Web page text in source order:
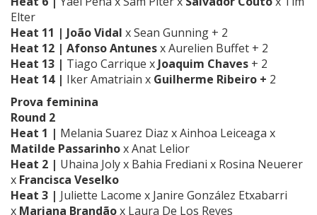
Elter
Heat 11 | João Vidal xSean Gunning + 2
Heat 12 | Afonso AntunesxAurelien Buffet + 2
Heat 13 | Tiago Carrique x Joaquim Chaves + 2
Heat 14 | Iker Amatriain x Guilherme Ribeiro + 2
Prova feminina
Round 2
Heat 1 | Melania Suarez Diaz x Ainhoa Leiceaga x
Matilde PassarinhoxAnat Lelior
Heat 2 | Uhaina Jolyx Bahia Frediani x Rosina Neuerer
x Francisca Veselko
Heat 3 | Juliette Lacome x Janire González Etxabarri
x Mariana Brandãox Laura De Los Reyes